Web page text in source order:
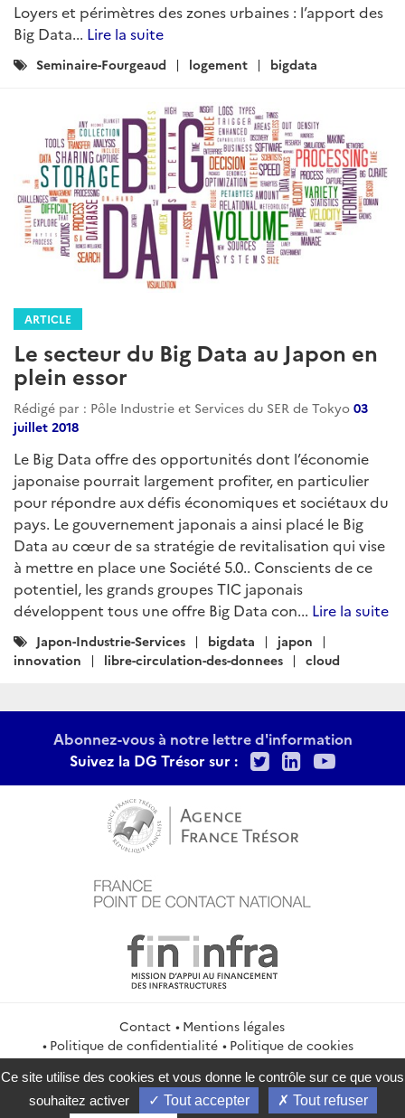
Loyers et périmètres des zones urbaines : l’apport des
Big Data... Lire la suite
Catégories
Seminaire-Fourgeaud logement bigdata
ARTICLE
Le secteur du Big Data au Japon en
plein essor
Rédigé par : Pôle Industrie et Services du SER de Tokyo 03
juillet 2018
Le Big Data offre des opportunités dont l’économie
japonaise pourrait largement profiter, en particulier
pour répondre aux défis économiques et sociétaux du
pays. Le gouvernement japonais a ainsi placé le Big
Data au cœur de sa stratégie de revitalisation qui vise
à mettre en place une Société 5.0.. Conscients de ce
potentiel, les grands groupes TIC japonais
développent tous une offre Big Data con... Lire la suite
Catégories
:
Japon-Industrie-Services bigdata
japon
innovation
libre-circulation-des-donnees cloud
Abonnez-vous à notre lettre d'information
Suivez la DG Trésor sur :
TwitterLinkedIn
Contact
Mentions légales
Politique de confidentialité
Politique de cookies
Gestion des cookies
Flux RSS
service-public.gouv.fr
legifrance.gouv.fr
info.gouv.fr
Ce site utilise des cookies et vous donne le contrôle sur ce que vous
souhaitez activer
Tout accepter Tout refuser